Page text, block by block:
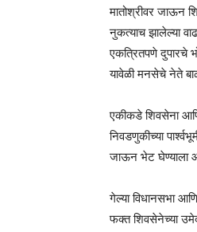
मातोश्रीवर जाऊन
नुकत्याच झालेल्या
एकत्रितपणे दुपारचे
यावेळी मनसेचे नेते
एकीकडे शिवसेना आणि
निवडणुकीच्या
जाऊन भेट घेण्याला
गेल्या विधानसभा
फक्त शिवसेनेच्या